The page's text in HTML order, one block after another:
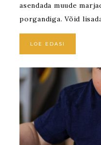
asendada muude
porgandiga. Võid
LOE EDASI